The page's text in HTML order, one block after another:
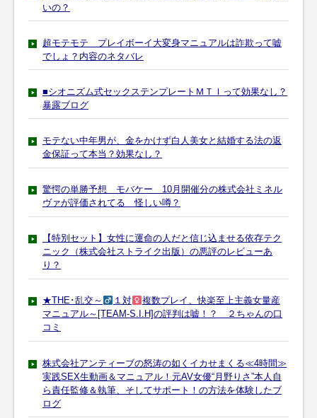
いの？
超モテモテ プレイボーイ大変身マニュアルは詐欺って嘘
でしょ？内容のネタバレ
■シオニズム式セックステンプレートＭＴＩって効果なし？
暴露ブログ
モテない中年男が、金をかけず白人美女と結婚する法の返
金保証って本当？効果なし？
驚愕の単勝予想 モバケー 10月開催分の株式会社ミネル
ヴァが評価されてる 怪しい噂？
【特別セット】女性に運命の人だと信じ込ませる依存テク
ニック（株式会社ストライク出版）の悪評のレビューあ
り？
★THE･乱交～ １対
複数プレイ、快楽至上主義女量産
マニュアル～[TEAM-S.I.H]の評判は嘘！？ ２ちゃんの口
コミ
株式会社アンティーブの怒涛の如くイカせまくる≪4時間≫
実践SEX生動画＆マニュアル！元AV女優“月野りさ”本人自
ら責任監修＆執筆、そしてサポート！の方法を体験したブ
ログ